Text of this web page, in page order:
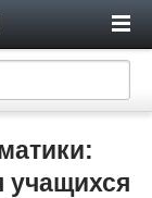
учащихся